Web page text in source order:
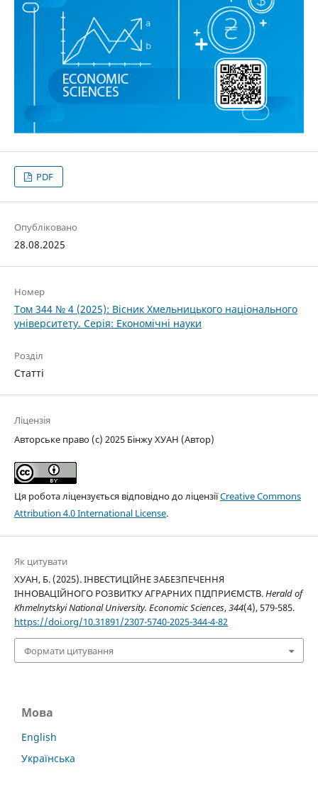
PDF
Опубліковано
28.08.2025
Номер
Том 344 № 4 (2025): Вісник Хмельницького національного
університету. Серія: Економічні науки
Розділ
Статті
Ліцензія
Авторське право (c) 2025 Бінжу ХУАН (Автор)
Ця робота ліцензується відповідно до ліцензіїCreative Commons
Attribution 4.0 International License.
Як цитувати
ХУАН, Б. (2025). ІНВЕСТИЦІЙНЕ ЗАБЕЗПЕЧЕННЯ
ІННОВАЦІЙНОГО РОЗВИТКУ АГРАРНИХ ПІДПРИЄМСТВ.Herald of
Khmelnytskyi National University. Economic Sciences,344(4), 579-585.
https://doi.org/10.31891/2307-5740-2025-344-4-82
Формати цитування
Мова
English
Українська